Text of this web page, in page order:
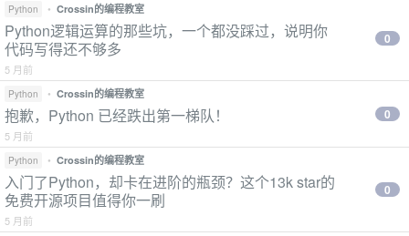
Python • Crossin的编程教室
Python逻辑运算的那些坑，一个都没踩过，说明你
代码写得还不够多
5 月前
0
Python • Crossin的编程教室
抱歉，Python 已经跌出第一梯队！
5 月前
0
Python • Crossin的编程教室
入门了Python，却卡在进阶的瓶颈？这个13k star的
免费开源项目值得你一刷
5 月前
0